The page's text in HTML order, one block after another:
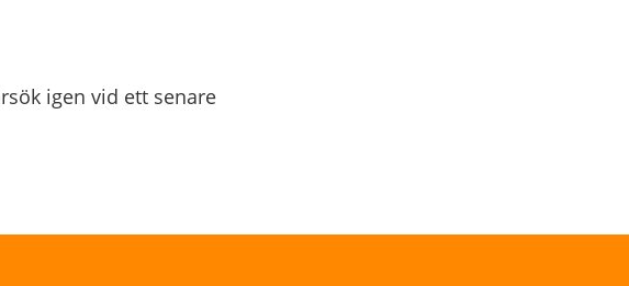
igen vid ett senare